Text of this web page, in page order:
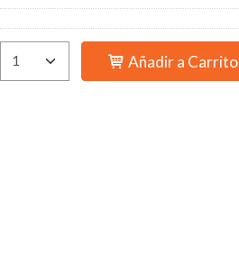
Añadir a Carrito